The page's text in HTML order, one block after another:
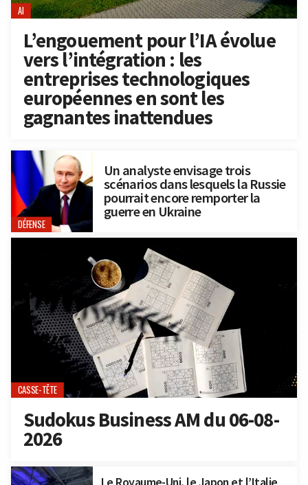
AI
L’engouement pour l’IA évolue
vers l’intégration : les
entreprises technologiques
européennes en sont les
gagnantes inattendues
DÉFENSE
Un analyste envisage trois
scénarios dans lesquels la Russie
pourrait encore remporter la
guerre en Ukraine
CASSE-TÊTE
Sudokus Business AM du 06-08-
2026
Le Royaume-Uni, le Japon et l’Italie